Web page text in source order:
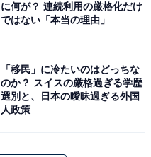
に何が？ 連続利用の厳格化だけ
ではない「本当の理由」
「移民」に冷たいのはどっちな
のか？ スイスの厳格過ぎる学歴
選別と、日本の曖昧過ぎる外国
人政策